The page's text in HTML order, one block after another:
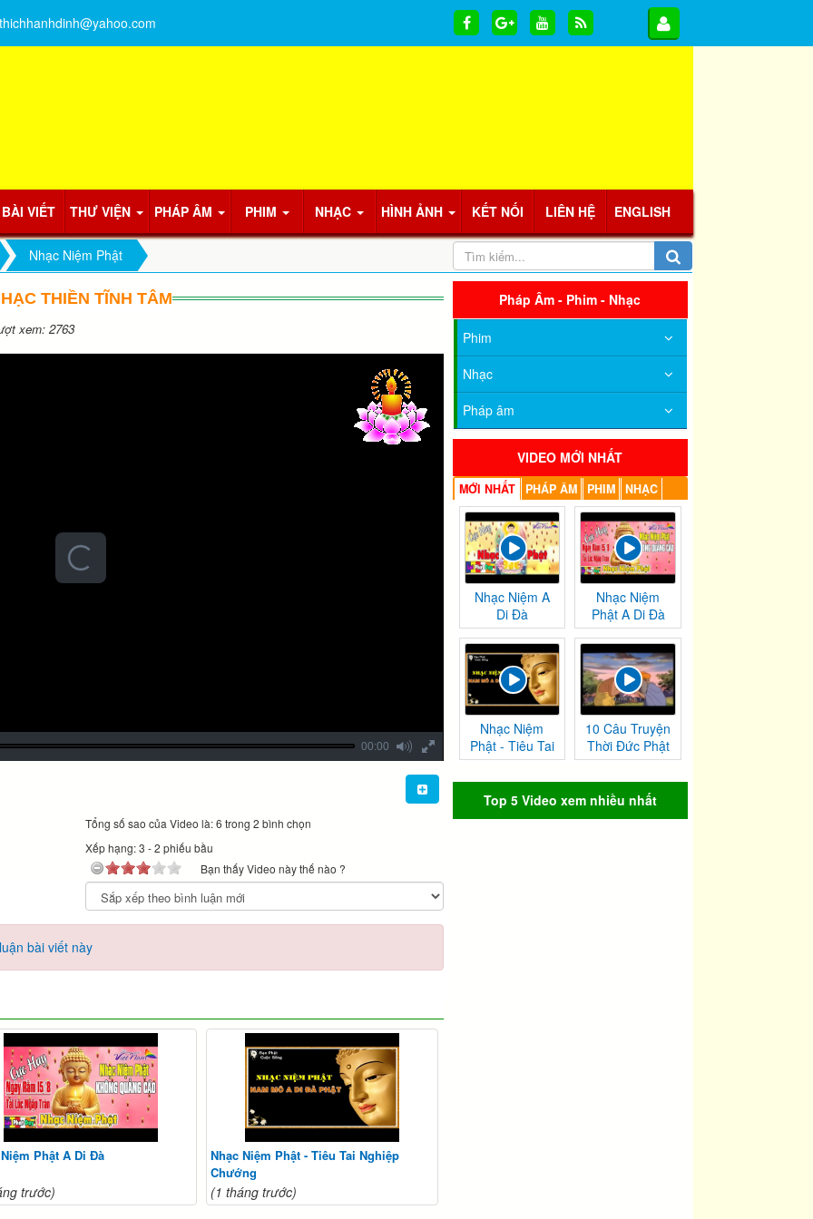
BÀI VIẾT THƯ VIỆN PHÁP ÂM PHIM NHẠC HÌNH ẢNH KẾT NỐI LIÊN HỆ ENGLISH
thichhanhdinh@yahoo.com
Nhạc Niệm Phật
THIỀN TĨNH TÂM
xem: 2763
00:00
Tổng số sao của Video là: 6 trong 2 bình chọn
Xếp hạng:3 -2 phiếu bầu
Bạn thấy Video này thế nào ?
bài viết này
Phật A Di Đà
trước)
Nhạc Niệm Phật - Tiêu Tai Nghiệp
Chướng
(1 tháng trước)
Pháp Âm - Phim - Nhạc
Phim
Nhạc
Pháp âm
VIDEO MỚI NHẤT
MỚI NHẤT PHÁP ÂM PHIM NHẠC
Nhạc Niệm A
Di Đà
Nhạc Niệm
Phật A Di Đà
Nhạc Niệm
Phật - Tiêu Tai
Nghiệp
Chướng
10 Câu Truyện
Thời Đức Phật
Tại Thế
Top 5 Video xem nhiều nhất